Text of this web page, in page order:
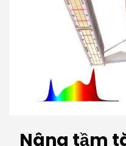
Nâng tầm